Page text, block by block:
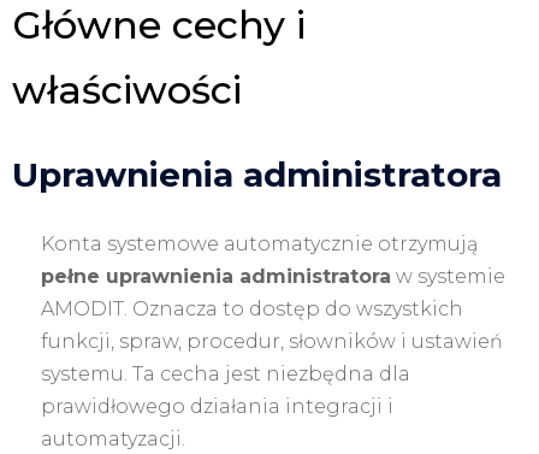
Główne cechy i
właściwości
Uprawnienia administratora
Konta systemowe automatycznie otrzymują
pełne uprawnienia administratora w systemie
AMODIT. Oznacza to dostęp do wszystkich
funkcji, spraw, procedur, słowników i ustawień
systemu. Ta cecha jest niezbędna dla
prawidłowego działania integracji i
automatyzacji.